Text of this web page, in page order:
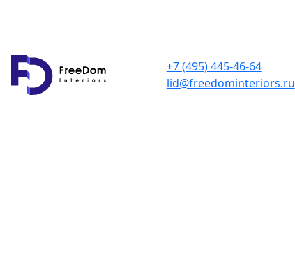
+7 (495) 445-46-64
lid@freedominteriors.ru